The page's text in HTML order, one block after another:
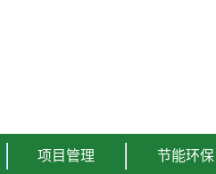
项目管理 节能环保